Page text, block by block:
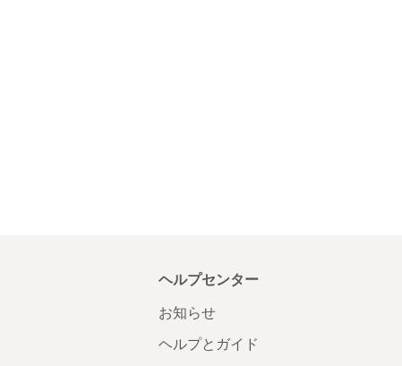
ヘルプセンター
お知らせ
ヘルプとガイド